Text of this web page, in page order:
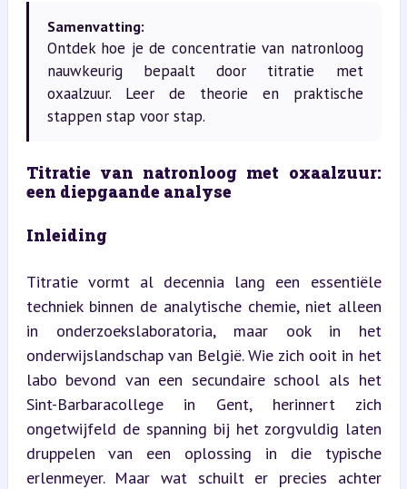
Samenvatting:
Ontdek hoe je de concentratie van natronloog
nauwkeurig bepaalt door titratie met
oxaalzuur. Leer de theorie en praktische
stappen stap voor stap.
Titratie van natronloog met oxaalzuur:
een diepgaande analyse
Inleiding
Titratie vormt al decennia lang een essentiële
techniek binnen de analytische chemie, niet alleen
in onderzoekslaboratoria, maar ook in het
onderwijslandschap van België. Wie zich ooit in het
labo bevond van een secundaire school als het
Sint-Barbaracollege in Gent, herinnert zich
ongetwijfeld de spanning bij het zorgvuldig laten
druppelen van een oplossing in die typische
erlenmeyer. Maar wat schuilt er precies achter